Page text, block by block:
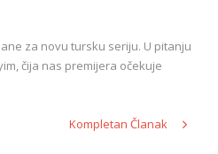
za novu tursku seriju. U pitanju
čija nas premijera očekuje
Kompletan Članak